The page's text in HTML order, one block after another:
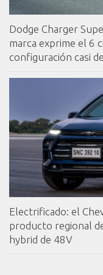
Dodge Charger
marca exprime el 6
configuración casi
Electrificado: el
producto regional
hybrid de 48V